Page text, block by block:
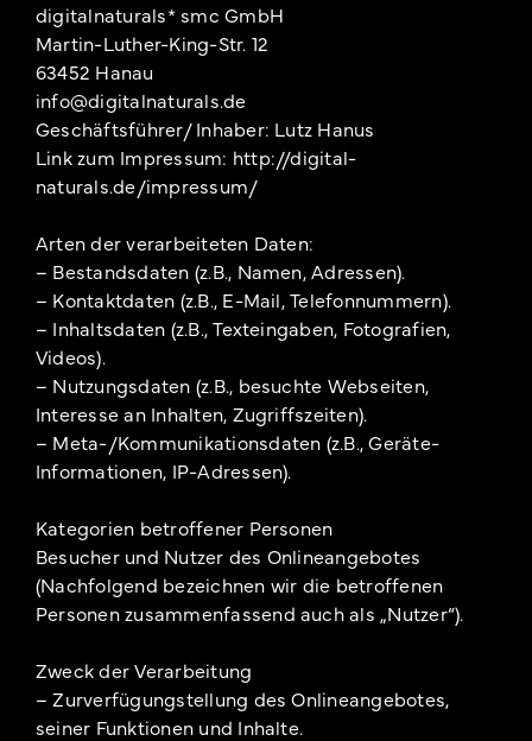
digitalnaturals* smc GmbH
Martin-Luther-King-Str. 12
63452 Hanau
info@digitalnaturals.de
Geschäftsführer/ Inhaber: Lutz Hanus
Link zum Impressum: http://digital-
naturals.de/impressum/
Arten der verarbeiteten Daten:
– Bestandsdaten (z.B., Namen, Adressen).
– Kontaktdaten (z.B., E-Mail, Telefonnummern).
– Inhaltsdaten (z.B., Texteingaben, Fotografien,
Videos).
– Nutzungsdaten (z.B., besuchte Webseiten,
Interesse an Inhalten, Zugriffszeiten).
– Meta-/Kommunikationsdaten (z.B., Geräte-
Informationen, IP-Adressen).
Kategorien betroffener Personen
Besucher und Nutzer des Onlineangebotes
(Nachfolgend bezeichnen wir die betroffenen
Personen zusammenfassend auch als „Nutzer“).
Zweck der Verarbeitung
– Zurverfügungstellung des Onlineangebotes,
seiner Funktionen und Inhalte.